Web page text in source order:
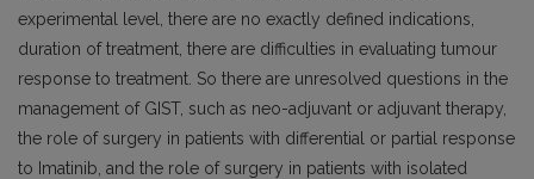
experimental level, there are no exactly defined indications,
duration of treatment, there are difficulties in evaluating tumour
response to treatment. So there are unresolved questions in the
management of GIST, such as neo-adjuvant or adjuvant therapy,
the role of surgery in patients with differential or partial response
to Imatinib, and the role of surgery in patients with isolated